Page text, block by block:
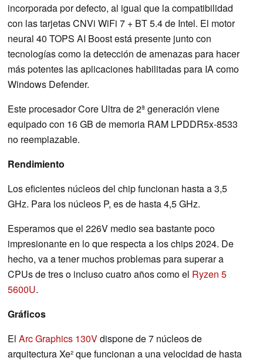
incorporada por defecto, al igual que la compatibilidad
con las tarjetas CNVi WiFi 7 + BT 5.4 de Intel. El motor
neural 40 TOPS AI Boost está presente junto con
tecnologías como la detección de amenazas para hacer
más potentes las aplicaciones habilitadas para IA como
Windows Defender.
Este procesador Core Ultra de 2ª generación viene
equipado con 16 GB de memoria RAM LPDDR5x-8533
no reemplazable.
Rendimiento
Los eficientes núcleos del chip funcionan hasta a 3,5
GHz. Para los núcleos P, es de hasta 4,5 GHz.
Esperamos que el 226V medio sea bastante poco
impresionante en lo que respecta a los chips 2024. De
hecho, va a tener muchos problemas para superar a
CPUs de tres o incluso cuatro años como el Ryzen 5
5600U.
Gráficos
El Arc Graphics 130Vdispone de 7 núcleos de
arquitectura Xe² que funcionan a una velocidad de hasta